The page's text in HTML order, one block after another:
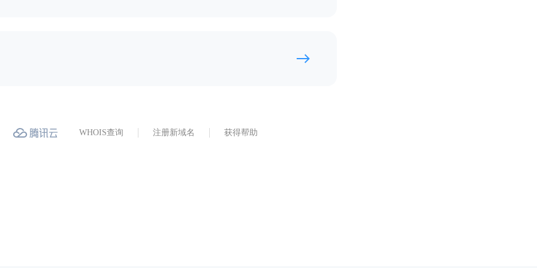
WHOIS查询 注册新域名 获得帮助